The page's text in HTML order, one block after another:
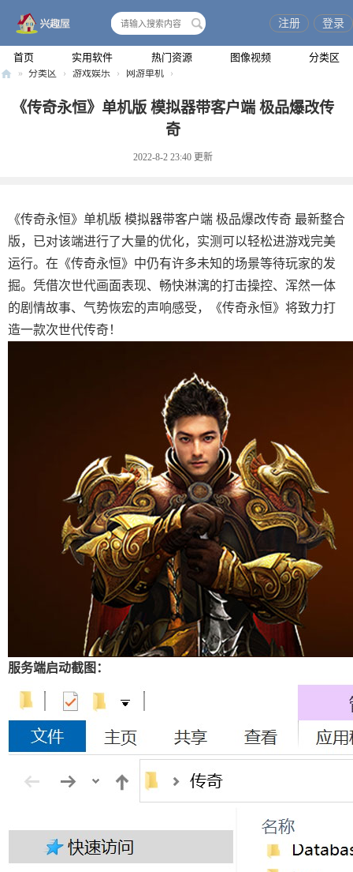
首页 实用软件 热门资源 图像视频 分类区
注册 登录
» 分类区 › 游戏娱乐 › 网游单机 ›
《传奇永恒》单机版 模拟器带客户端 极品爆改传
奇
2022-8-2 23:40 更新
《传奇永恒》单机版 模拟器带客户端 极品爆改传奇 最新整合
版，已对该端进行了大量的优化，实测可以轻松进游戏完美
运行。在《传奇永恒》中仍有许多未知的场景等待玩家的发
掘。凭借次世代画面表现、畅快淋漓的打击操控、浑然一体
的剧情故事、气势恢宏的声响感受，《传奇永恒》将致力打
造一款次世代传奇！
服务端启动截图：